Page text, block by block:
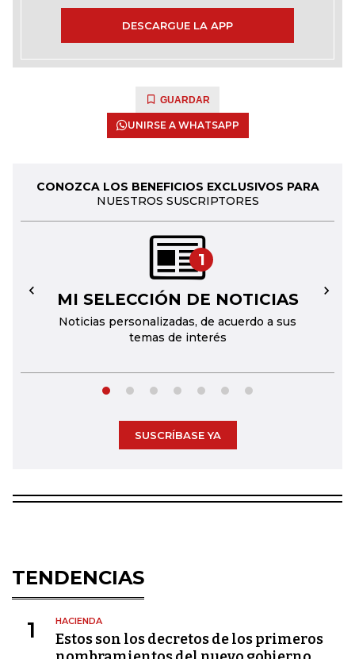
DESCARGUE LA APP
GUARDAR
UNIRSE A WHATSAPP
CONOZCA LOS BENEFICIOS EXCLUSIVOS PARA
NUESTROS SUSCRIPTORES
1
MI SELECCIÓN DE NOTICIAS
Noticias personalizadas, de acuerdo a sus
temas de interés
← →
SUSCRÍBASE YA
TENDENCIAS
1 HACIENDA
Estos son los decretos de los primeros